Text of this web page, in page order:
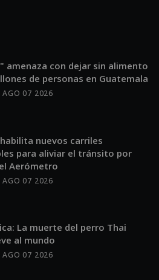
amenaza con dejar sin alimento
de personas en Guatemala
AGO 07 2026
nuevos carriles
para aliviar el tránsito por
Aerómetro
AGO 07 2026
La muerte del perro Thai
al mundo
AGO 07 2026